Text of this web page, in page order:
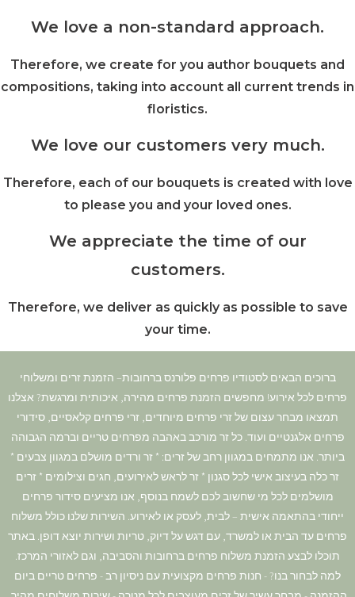
We love a non-standard approach.
Therefore, we create for you author bouquets and
compositions, taking into account all current trends in
floristics.
We love our customers very much.
Therefore, each of our bouquets is created with love
to please you and your loved ones.
We appreciate the time of our
customers.
Therefore, we deliver as quickly as possible to save
your time.
ברוכים הבאים לסטודיו פרחים פלורנס ברחובות– הזמנת זרים ומשלוחי
פרחים לכל אירוע! מחפשים הזמנת פרחים מהירה, איכותית ומרגשת? אצלנו
תמצאו מבחר עצום של זרי פרחים מיוחדים, זרי פרחים קלאסיים, סידורי
פרחים אלגנטיים ועוד. כל זר מורכב באהבה מפרחים טריים וברמה הגבוהה
ביותר. אנו מתמחים במגוון רחב של זרים: * זר ורדים מושלם במגוון צבעים *
זר כלה בעיצוב אישי לכל סגנון * זר לראש לאירועים, חגים וצילומים * זרים
מושלמים לכל מי שחשוב לכם לשמח בנוסף, אנו מציעים סידור פרחים
ייחודי בהתאמה אישית – לבית, לעסק או לאירוע. השירות שלנו כולל משלוח
פרחים עד הבית או למשרד, עם דגש על דיוק, טריות ושירות יוצא דופן. באתר
תוכלו לבצע הזמנת משלוח פרחים ברחובות והסביבה, וגם לאזורי המרכז.
למה לבחור בנו? - חנות פרחים מקצועית עם ניסיון רב - פרחים טריים ביום